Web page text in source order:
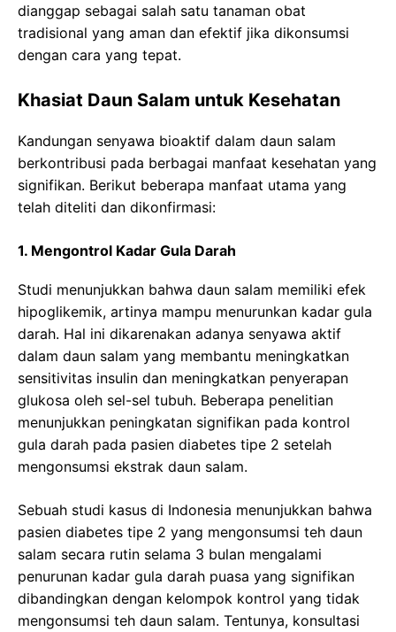
dianggap sebagai salah satu tanaman obat
tradisional yang aman dan efektif jika dikonsumsi
dengan cara yang tepat.
Khasiat Daun Salam untuk Kesehatan
Kandungan senyawa bioaktif dalam daun salam
berkontribusi pada berbagai manfaat kesehatan yang
signifikan. Berikut beberapa manfaat utama yang
telah diteliti dan dikonfirmasi:
1. Mengontrol Kadar Gula Darah
Studi menunjukkan bahwa daun salam memiliki efek
hipoglikemik, artinya mampu menurunkan kadar gula
darah. Hal ini dikarenakan adanya senyawa aktif
dalam daun salam yang membantu meningkatkan
sensitivitas insulin dan meningkatkan penyerapan
glukosa oleh sel-sel tubuh. Beberapa penelitian
menunjukkan peningkatan signifikan pada kontrol
gula darah pada pasien diabetes tipe 2 setelah
mengonsumsi ekstrak daun salam.
Sebuah studi kasus di Indonesia menunjukkan bahwa
pasien diabetes tipe 2 yang mengonsumsi teh daun
salam secara rutin selama 3 bulan mengalami
penurunan kadar gula darah puasa yang signifikan
dibandingkan dengan kelompok kontrol yang tidak
mengonsumsi teh daun salam. Tentunya, konsultasi